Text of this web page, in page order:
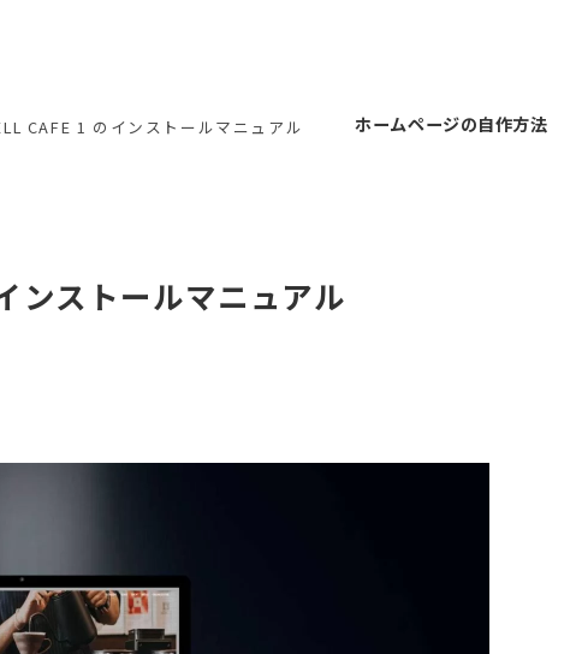
ホームページの自作方法
CAFE 1 のインストールマニュアル
ンストールマニュアル